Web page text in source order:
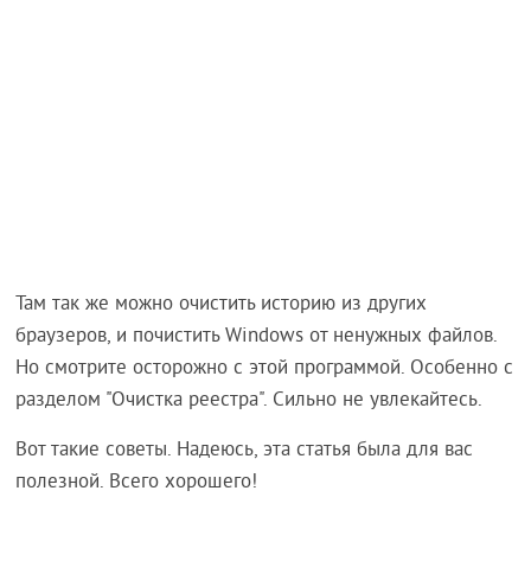
Там так же можно очистить историю из других
браузеров, и почистить Windows от ненужных файлов.
Но смотрите осторожно с этой программой. Особенно с
разделом "Очистка реестра". Сильно не увлекайтесь.
Вот такие советы. Надеюсь, эта статья была для вас
полезной. Всего хорошего!